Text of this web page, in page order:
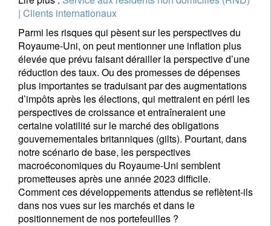
| Clients internationaux
Parmi les risques qui pèsent sur les perspectives du
Royaume-Uni, on peut mentionner une inflation plus
élevée que prévu faisant dérailler la perspective d’une
réduction des taux. Ou des promesses de dépenses
plus importantes se traduisant par des augmentations
d’impôts après les élections, qui mettraient en péril les
perspectives de croissance et entraîneraient une
certaine volatilité sur le marché des obligations
gouvernementales britanniques (gilts). Pourtant, dans
notre scénario de base, les perspectives
macroéconomiques du Royaume-Uni semblent
prometteuses après une année 2023 difficile.
Comment ces développements attendus se reflètent-ils
dans nos vues sur les marchés et dans le
positionnement de nos portefeuilles ?